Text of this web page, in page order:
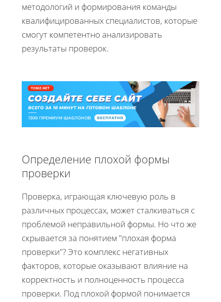
методологий и формирования команды
квалифицированных специалистов, которые
смогут компетентно анализировать
результаты проверок.
Определение плохой формы
проверки
Проверка, играющая ключевую роль в
различных процессах, может сталкиваться с
проблемой неправильной формы. Но что же
скрывается за понятием "плохая форма
проверки"? Это комплекс негативных
факторов, которые оказывают влияние на
корректность и полноценность процесса
проверки. Под плохой формой понимается